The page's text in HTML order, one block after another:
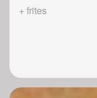
+ frites